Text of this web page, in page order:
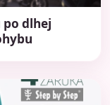
po dlhej